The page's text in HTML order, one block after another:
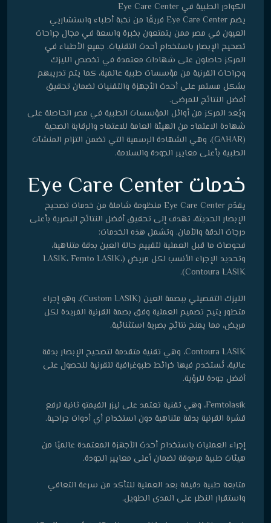
الكوادر الطبية في Eye Care Center
يضم Eye Care Center فريقًا من نخبة أطباء واستشاريي
العيون في مصر ممن يتمتعون بخبرة واسعة في مجال جراحات
تصحيح الإبصار باستخدام أحدث التقنيات. جميع الأطباء في
المركز حاصلون على شهادات معتمدة في تخصص الليزك
وجراحات القرنية من مؤسسات طبية عالمية، كما يتم تدريبهم
بشكل مستمر على أحدث الأجهزة والتقنيات لضمان تحقيق
أفضل النتائج للمرضى.
ويُعد المركز من أوائل المؤسسات الطبية في مصر الحاصلة على
شهادة الاعتماد من الهيئة العامة للاعتماد والرقابة الصحية
(GAHAR)، وهي الشهادة الرسمية التي تضمن التزام المنشآت
الطبية بأعلى معايير الجودة والسلامة.
خدمات Eye Care Center
يقدّم Eye Care Center منظومة شاملة من خدمات تصحيح
الإبصار الحديثة، تهدف إلى تحقيق أفضل النتائج البصرية بأعلى
درجات الدقة والأمان. وتشمل هذه الخدمات:
فحوصات ما قبل العملية لتقييم حالة العين بدقة متناهية،
وتحديد الإجراء الأنسب لكل مريض (LASIK، Femto LASIK،
Contoura LASIK).
الليزك التفصيلي ببصمة العين (Custom LASIK)، وهو إجراء
متطور يتيح تصميم العملية وفق بصمة القرنية الفريدة لكل
مريض، مما يمنح نتائج بصرية استثنائية.
Contoura LASIK، وهي تقنية متقدمة لتصحيح الإبصار بدقة
عالية، تُستخدم فيها خرائط طبوغرافية للقرنية للحصول على
أفضل جودة للرؤية.
Femtolasik، وهي تقنية تعتمد على ليزر الفيمتو ثانية لرفع
قشرة القرنية بدقة متناهية دون استخدام أي أدوات جراحية.
إجراء العمليات باستخدام أحدث الأجهزة المعتمدة عالميًا من
هيئات طبية مرموقة لضمان أعلى معايير الجودة.
متابعة طبية دقيقة بعد العملية للتأكد من سرعة التعافي
واستقرار النظر على المدى الطويل.